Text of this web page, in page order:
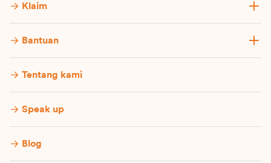
Klaim
Bantuan
Tentang kami
Speak up
Blog